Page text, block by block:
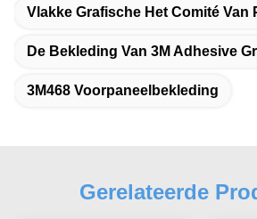
Vlakke Grafische Het Comité Van
De Bekleding Van 3M Adhesive
3M468 Voorpaneelbekleding
Gerelateerde